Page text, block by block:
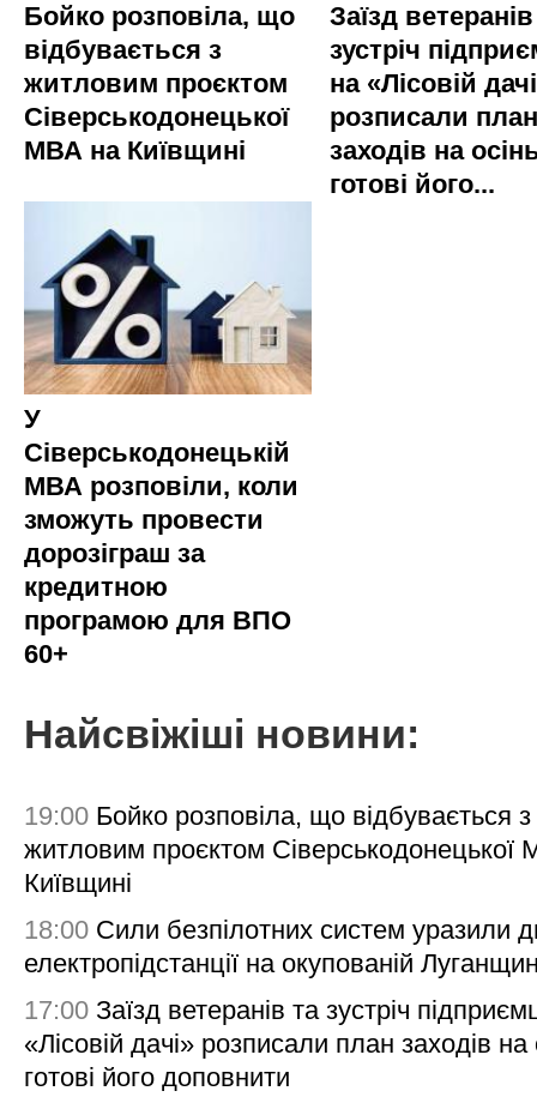
Бойко розповіла, що
відбувається з
житловим проєктом
Сіверськодонецької
МВА на Київщині
Заїзд
зустріч
на «Лісовій
розписали план
заходів на
готові його...
У
Сіверськодонецькій
МВА розповіли, коли
зможуть провести
дорозіграш за
кредитною
програмою для ВПО
60+
Найсвіжіші новини:
19:00 Бойко розповіла, що відбувається з
житловим проєктом Сіверськодонецької
Київщині
18:00 Сили безпілотних систем уразили
електропідстанції на окупованій
17:00 Заїзд ветеранів та зустріч
«Лісовій дачі» розписали план заходів на
готові його доповнити